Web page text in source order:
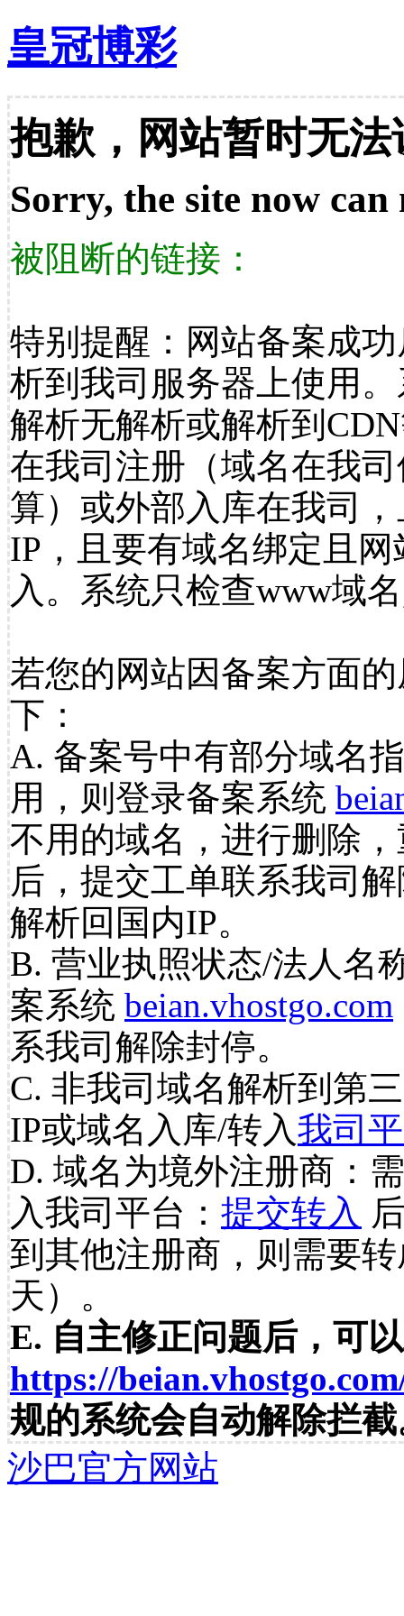
皇冠博彩
抱歉，网站暂时无法
Sorry, the site now can
被阻断的链接：
特别提醒：网站备案成
析到我司服务器上使用
解析无解析或解析到
在我司注册（域名在我
算）或外部入库在我司
IP，且要有域名绑定且
入。系统只检查www域
若您的网站因备案方面
下：
A. 备案号中有部分域名
用，则登录备案系统
不用的域名，进行删除
后，提交工单联系我司
解析回国内IP。
B. 营业执照状态/法人名
案系统 beian.vhostgo.com
系我司解除封停。
C. 非我司域名解析到第
IP或域名入库/转入我司
D. 域名为境外注册商：
入我司平台： 提交转入
到其他注册商，则需要
天）。
E. 自主修正问题后，可
https://
规的系统会自动解除拦
沙巴官方网站